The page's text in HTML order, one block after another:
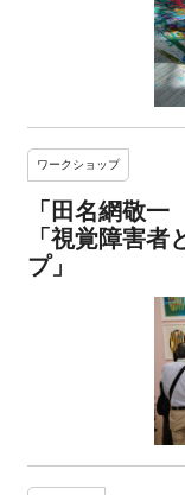
ワークショップ
「田名網敬
「視覚障害
プ」